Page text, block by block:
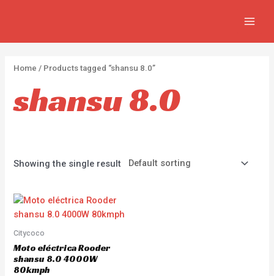
r
u
c
r
u
c
r
u
c
Home / Products tagged “shansu 8.0”
shansu 8.0
Showing the single result
Citycoco
Moto eléctrica Rooder
shansu 8.0 4000W
80kmph